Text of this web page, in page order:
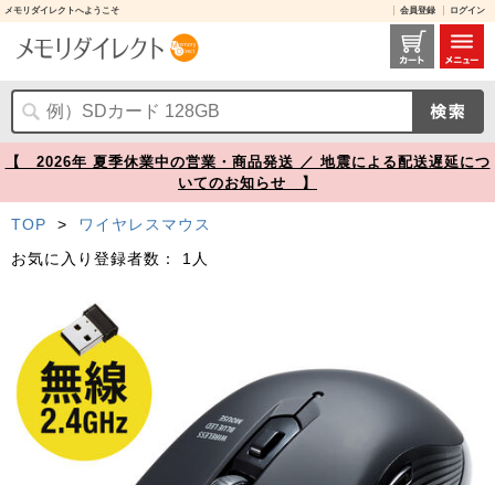
メモリダイレクトへようこそ 会員登録 ログイン
400-MAWS097BK レビュー / 静音ワイヤレスマウス 5ボタン DPI切替 ラバーコーティング ブラック【メモリダイレクト】
【 2026年 夏季休業中の営業・商品発送 ／ 地震による配送遅延につ
いてのお知らせ 】
TOP >
ワイヤレスマウス
お気に入り登録者数：
1人